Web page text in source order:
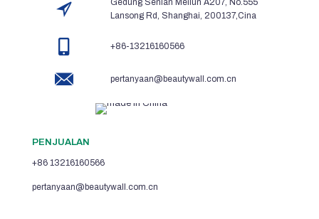
Gedung Senlan Meilun A207, No.555
Lansong Rd, Shanghai, 200137,Cina
+86-13216160566
pertanyaan@beautywall.com.cn
PENJUALAN
+86 13216160566
pertanyaan@beautywall.com.cn